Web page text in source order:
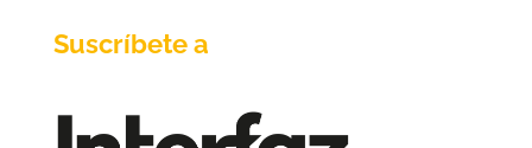
Suscríbete a